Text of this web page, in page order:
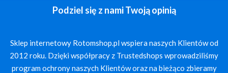
Podziel się z nami Twoją opinią
Sklep internetowy Rotomshop.pl wspiera naszych Klientów od
2012 roku. Dzięki współpracy z Trustedshops wprowadziliśmy
program ochrony naszych Klientów oraz na bieżąco zbieramy